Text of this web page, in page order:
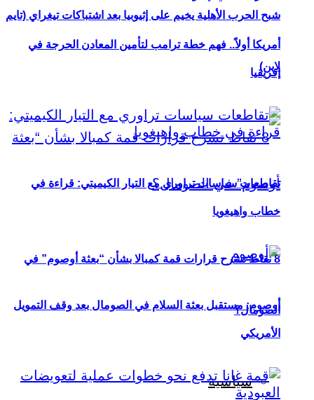
شبح الحرب الأهلية يخيم على إثيوبيا بعد اشتباكات تيغراي (تايم
لاين)
8 نقاط تشرح قرارات قمة كمبالا بشأن “بعثة أوصوم” في
الصومال؟
سياسية
أمريكا أولاً.. فهم خطة ترامب لتأمين المعادن الحرجة في
إفريقيا
تقاطعات سياسات تراوري مع التيار الكيميتي: قراءة في
خطاب واهيغويا
أوصوم: مستقبل بعثة السلام في الصومال بعد وقف التمويل
الأمريكي